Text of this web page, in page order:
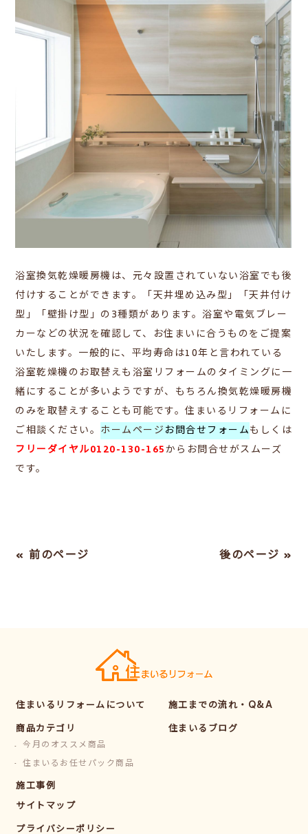
浴室換気乾燥暖房機は、元々設置されていない浴室でも後
付けすることができます。
「天井埋め込み型」「天井付け
型」「壁掛け型」の3種類があります。浴室や電気ブレー
カーなどの状況を確認して、お住まいに合うものをご提案
いたします。 一般的に、平均寿命は10年と言われている
浴室乾燥機のお取替えも浴室リフォームのタイミングに一
緒にすることが多いようですが、もちろん換気乾燥暖房機
のみを取替えすることも可能です。住まいるリフォームに
ご相談ください。 ホームページお問合せフォームもしくは
フリーダイヤル0120-130-165からお問合せがスムーズ
です。
« 前のページ 後のページ »
住まいるリフォームについて
商品カテゴリ
今月のオススメ商品
住まいるお任せパック商品
施工事例
施工までの流れ・Q&A
住まいるブログ
サイトマップ
プライバシーポリシー